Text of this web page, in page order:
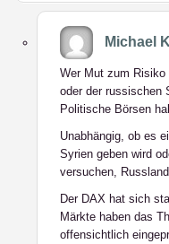
Michael
Wer Mut zum Risiko
oder der russischen
Politische Börsen
Unabhängig, ob es
Syrien geben wird
versuchen,
Der DAX hat sich
Märkte haben das
offensichtlich